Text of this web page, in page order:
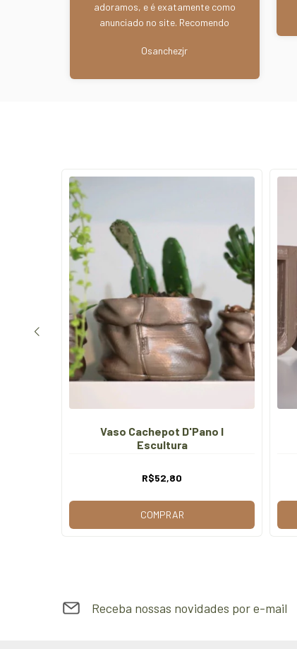
adoramos, e é exatamente como
anunciado no site. Recomendo
vendedores. Abs.
Osanchezjr
Vaso Cachepot D'Pano I
Escultura
R$52,80
COMPRAR
Receba nossas novidades por e-mail